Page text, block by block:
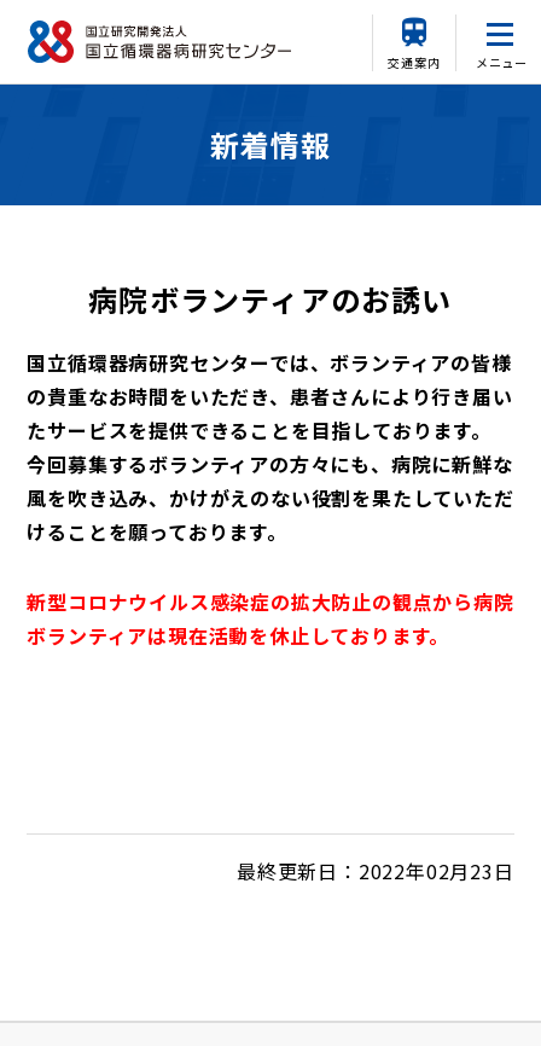
交通案内 メニュー
新着情報
病院ボランティアのお誘い
国立循環器病研究センターでは、ボランティアの皆様
の貴重なお時間をいただき、患者さんにより行き届い
たサービスを提供できることを目指しております。
今回募集するボランティアの方々にも、病院に新鮮な
風を吹き込み、かけがえのない役割を果たしていただ
けることを願っております。
新型コロナウイルス感染症の拡大防止の観点から病院
ボランティアは現在活動を休止しております。
最終更新日：2022年02月23日